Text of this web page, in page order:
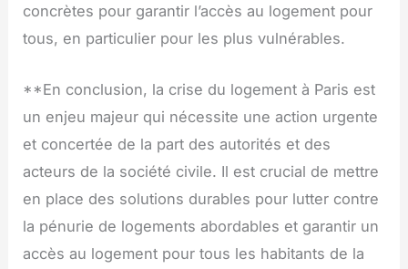
concrètes pour garantir l’accès au logement pour
tous, en particulier pour les plus vulnérables.
**En conclusion, la crise du logement à Paris est
un enjeu majeur qui nécessite une action urgente
et concertée de la part des autorités et des
acteurs de la société civile. Il est crucial de mettre
en place des solutions durables pour lutter contre
la pénurie de logements abordables et garantir un
accès au logement pour tous les habitants de la